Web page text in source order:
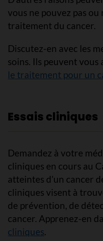
vous ne pouvez pas
traitement du cancer.
Discutez-en avec les
soins. Ils peuvent vous
le traitement pour un
Essais cliniques
Demandez à votre
cliniques en cours au
atteintes d’un cancer
cliniques visent à
de prévention, de
cancer. Apprenez-en
cliniques.